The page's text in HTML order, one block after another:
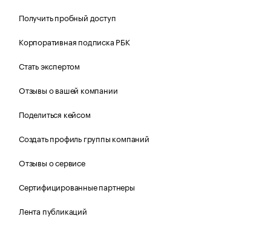
Получить пробный доступ
Корпоративная подписка РБК
Стать экспертом
Отзывы о вашей компании
Поделиться кейсом
Создать профиль группы компаний
Отзывы о сервисе
Сертифицированные партнеры
Лента публикаций